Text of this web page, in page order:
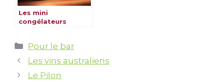
Les mini
congélateurs
Catégories
Pour le bar
Les vins australiens
Le Pilon